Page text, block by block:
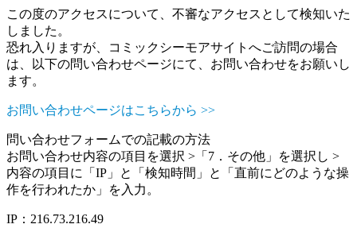
この度のアクセスについて、不審なアクセスとして検知いた
しました。
恐れ入りますが、コミックシーモアサイトへご訪問の場合
は、以下の問い合わせページにて、お問い合わせをお願いし
ます。
お問い合わせページはこちらから >>
問い合わせフォームでの記載の方法
お問い合わせ内容の項目を選択 >「7．その他」を選択し >
内容の項目に「IP」と「検知時間」と「直前にどのような操
作を行われたか」を入力。
IP：216.73.216.49